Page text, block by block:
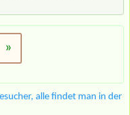
»
alle findet man in der